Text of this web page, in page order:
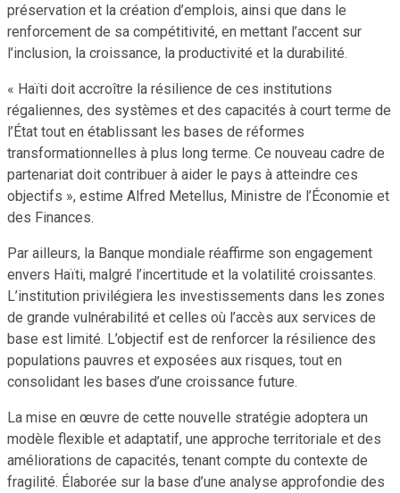
préservation et la création d’emplois, ainsi que dans le
renforcement de sa compétitivité, en mettant l’accent sur
l’inclusion, la croissance, la productivité et la durabilité.
« Haïti doit accroître la résilience de ces institutions
régaliennes, des systèmes et des capacités à court terme de
l’État tout en établissant les bases de réformes
transformationnelles à plus long terme. Ce nouveau cadre de
partenariat doit contribuer à aider le pays à atteindre ces
objectifs », estime Alfred Metellus, Ministre de l’Économie et
des Finances.
Par ailleurs, la Banque mondiale réaffirme son engagement
envers Haïti, malgré l’incertitude et la volatilité croissantes.
L’institution privilégiera les investissements dans les zones
de grande vulnérabilité et celles où l’accès aux services de
base est limité. L’objectif est de renforcer la résilience des
populations pauvres et exposées aux risques, tout en
consolidant les bases d’une croissance future.
La mise en œuvre de cette nouvelle stratégie adoptera un
modèle flexible et adaptatif, une approche territoriale et des
améliorations de capacités, tenant compte du contexte de
fragilité. Élaborée sur la base d’une analyse approfondie des